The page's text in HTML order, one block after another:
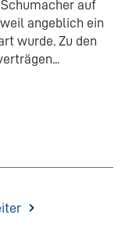
auf
angeblich ein
wurde. Zu den